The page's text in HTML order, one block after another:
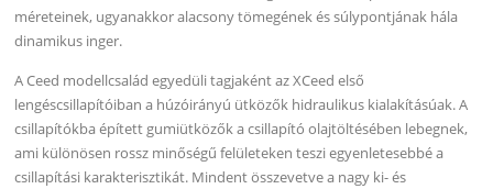
méreteinek, ugyanakkor alacsony tömegének és súlypontjának hála
dinamikus inger.
A Ceed modellcsalád egyedüli tagjaként az XCeed első
lengéscsillapítóiban a húzóirányú ütközők hidraulikus kialakításúak. A
csillapítókba épített gumiütközők a csillapító olajtöltésében lebegnek,
ami különösen rossz minőségű felületeken teszi egyenletesebbé a
csillapítási karakterisztikát. Mindent összevetve a nagy ki- és